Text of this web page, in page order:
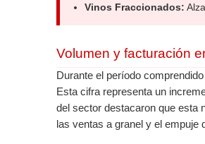
Vinos Fraccionados:
Volumen y facturación
Durante el período
Esta cifra representa un
del sector destacaron que esta
las ventas a granel y el empuje